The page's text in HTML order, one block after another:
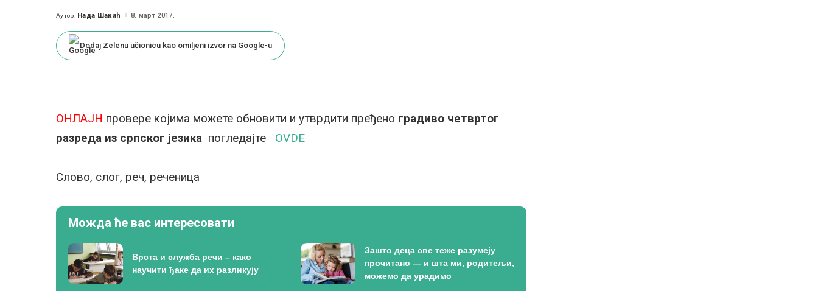
Posted
Аутор: Нада Шакић 8. март 2017.
Dodaj Zelenu učionicu kao omiljeni izvor na Google-u
ОНЛАЈН провере којима можете обновити и утврдити пређено градиво четвртог
разреда из српског језика погледајте OVDE
Слово, слог, реч, реченица
Можда ће вас интересовати
Врста и служба речи – како
научити ђаке да их разликују
Зашто деца све теже разумеју
прочитано — и шта ми, родитељи,
можемо да урадимо